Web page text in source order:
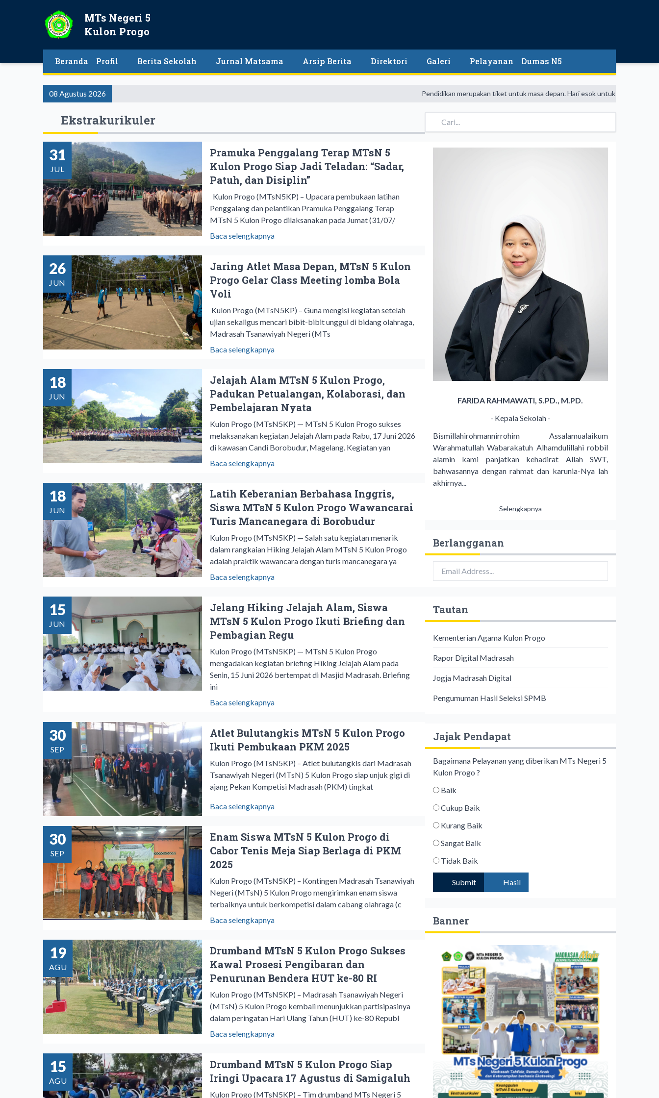
MTs Negeri 5
Kulon Progo
Beranda Profil Berita Sekolah Jurnal Matsama Arsip Berita Direktori Galeri Pelayanan Dumas N5
08 Agustus 2026 Pendidikan merupakan tiket untuk masa depan. Hari esok untuk orang-orang yang
Ekstrakurikuler
31
JUL
Pramuka Penggalang Terap MTsN 5
Kulon Progo Siap Jadi Teladan: “Sadar,
Patuh, dan Disiplin”
Kulon Progo (MTsN5KP) – Upacara pembukaan latihan
Penggalang dan pelantikan Pramuka Penggalang Terap
MTsN 5 Kulon Progo dilaksanakan pada Jumat (31/07/
Baca selengkapnya
26
JUN
Jaring Atlet Masa Depan, MTsN 5 Kulon
Progo Gelar Class Meeting lomba Bola
Voli
​Kulon Progo (MTsN5KP) – Guna mengisi kegiatan setelah
ujian sekaligus mencari bibit-bibit unggul di bidang olahraga,
Madrasah Tsanawiyah Negeri (MTs
Baca selengkapnya
18
JUN
Jelajah Alam MTsN 5 Kulon Progo,
Padukan Petualangan, Kolaborasi, dan
Pembelajaran Nyata
Kulon Progo (MTsN5KP) — MTsN 5 Kulon Progo sukses
melaksanakan kegiatan Jelajah Alam pada Rabu, 17 Juni 2026
di kawasan Candi Borobudur, Magelang. Kegiatan yan
Baca selengkapnya
18
JUN
Latih Keberanian Berbahasa Inggris,
Siswa MTsN 5 Kulon Progo Wawancarai
Turis Mancanegara di Borobudur
Kulon Progo (MTsN5KP) — Salah satu kegiatan menarik
dalam rangkaian Hiking Jelajah Alam MTsN 5 Kulon Progo
adalah praktik wawancara dengan turis mancanegara ya
Baca selengkapnya
15
JUN
Jelang Hiking Jelajah Alam, Siswa
MTsN 5 Kulon Progo Ikuti Briefing dan
Pembagian Regu
Kulon Progo (MTsN5KP) — MTsN 5 Kulon Progo
mengadakan kegiatan briefing Hiking Jelajah Alam pada
Senin, 15 Juni 2026 bertempat di Masjid Madrasah. Briefing
ini
Baca selengkapnya
30
SEP
Atlet Bulutangkis MTsN 5 Kulon Progo
Ikuti Pembukaan PKM 2025
Kulon Progo (MTsN5KP) – Atlet bulutangkis dari Madrasah
Tsanawiyah Negeri (MTsN) 5 Kulon Progo siap unjuk gigi di
ajang Pekan Kompetisi Madrasah (PKM) tingkat
Baca selengkapnya
30
SEP
Enam Siswa MTsN 5 Kulon Progo di
Cabor Tenis Meja Siap Berlaga di PKM
2025
Kulon Progo (MTsN5KP) – Kontingen Madrasah Tsanawiyah
Negeri (MTsN) 5 Kulon Progo mengirimkan enam siswa
terbaiknya untuk berkompetisi dalam cabang olahraga (c
Baca selengkapnya
19
AGU
Drumband MTsN 5 Kulon Progo Sukses
Kawal Prosesi Pengibaran dan
Penurunan Bendera HUT ke-80 RI
Kulon Progo (MTsN5KP) – Madrasah Tsanawiyah Negeri
(MTsN) 5 Kulon Progo kembali menunjukkan partisipasinya
dalam peringatan Hari Ulang Tahun (HUT) ke-80 Republ
Baca selengkapnya
15
AGU
Drumband MTsN 5 Kulon Progo Siap
Iringi Upacara 17 Agustus di Samigaluh
Kulon Progo (MTsN5KP) – Tim drumband MTs Negeri 5
FARIDA RAHMAWATI, S.PD., M.PD.
- Kepala Sekolah -
Bismillahirohmannirrohim Assalamualaikum
Warahmatullah Wabarakatuh Alhamdulillahi robbil
alamin kami panjatkan kehadirat Allah SWT,
bahwasannya dengan rahmat dan karunia-Nya lah
akhirnya...
Selengkapnya
Berlangganan
Tautan
Kementerian Agama Kulon Progo
Rapor Digital Madrasah
Jogja Madrasah Digital
Pengumuman Hasil Seleksi SPMB
Jajak Pendapat
Bagaimana Pelayanan yang diberikan MTs Negeri 5
Kulon Progo ?
Baik
Cukup Baik
Kurang Baik
Sangat Baik
Tidak Baik
Submit Hasil
Banner